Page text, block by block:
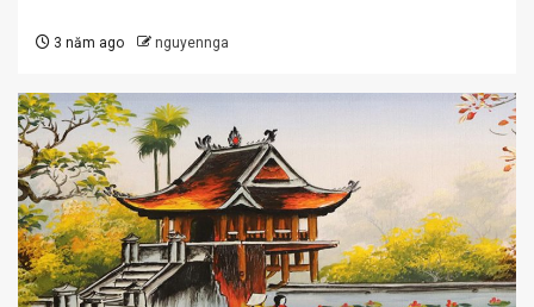
3 năm ago nguyennga